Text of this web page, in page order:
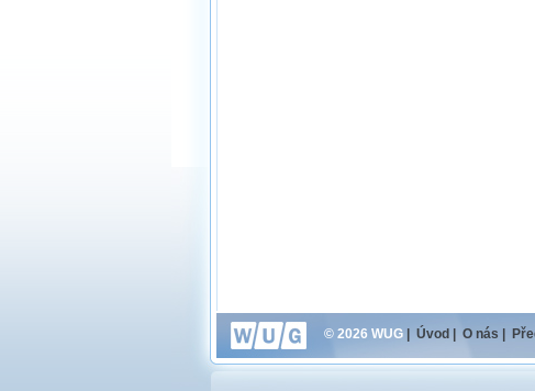
© 2026 WUG Úvod O nás